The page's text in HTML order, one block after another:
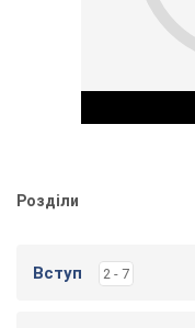
Розділи
Вступ 2 - 7